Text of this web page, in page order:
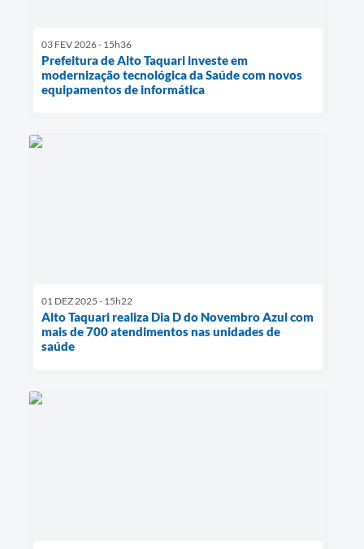
03 FEV 2026 - 15h36
Prefeitura de Alto Taquari investe em
modernização tecnológica da Saúde com novos
equipamentos de informática
01 DEZ 2025 - 15h22
Alto Taquari realiza Dia D do Novembro Azul com
mais de 700 atendimentos nas unidades de
saúde